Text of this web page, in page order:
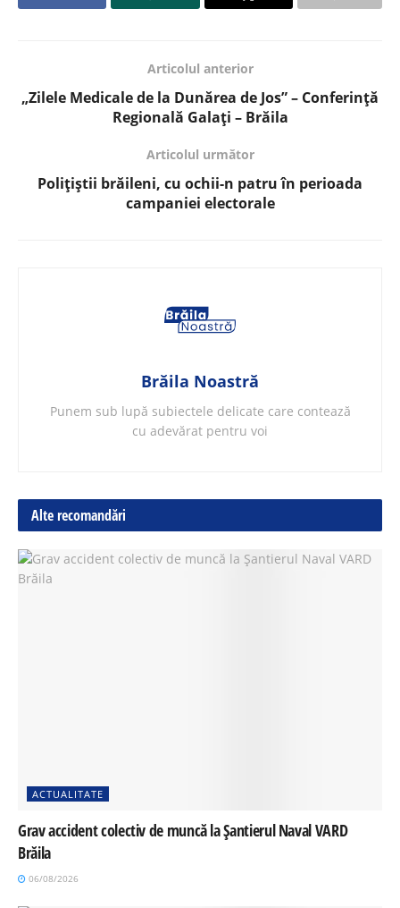
Articolul anterior
„Zilele Medicale de la Dunărea de Jos” – Conferință
Regională Galați – Brăila
Articolul următor
Polițiștii brăileni, cu ochii-n patru în perioada
campaniei electorale
Brăila Noastră
Punem sub lupă subiectele delicate care contează
cu adevărat pentru voi
Alte recomandări
ACTUALITATE
Grav accident colectiv de muncă la Șantierul Naval VARD
Brăila
06/08/2026